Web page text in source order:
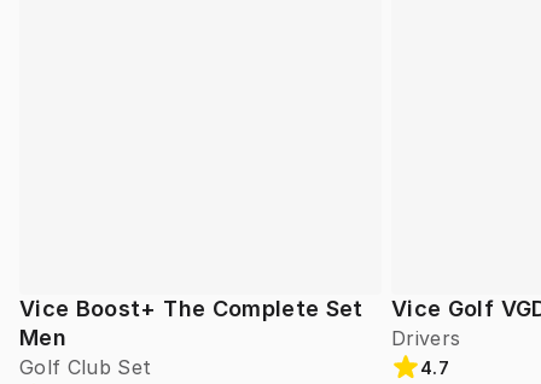
Vice Boost+ The Complete Set
Men
Golf Club Set
Vice Golf
Drivers
4.7